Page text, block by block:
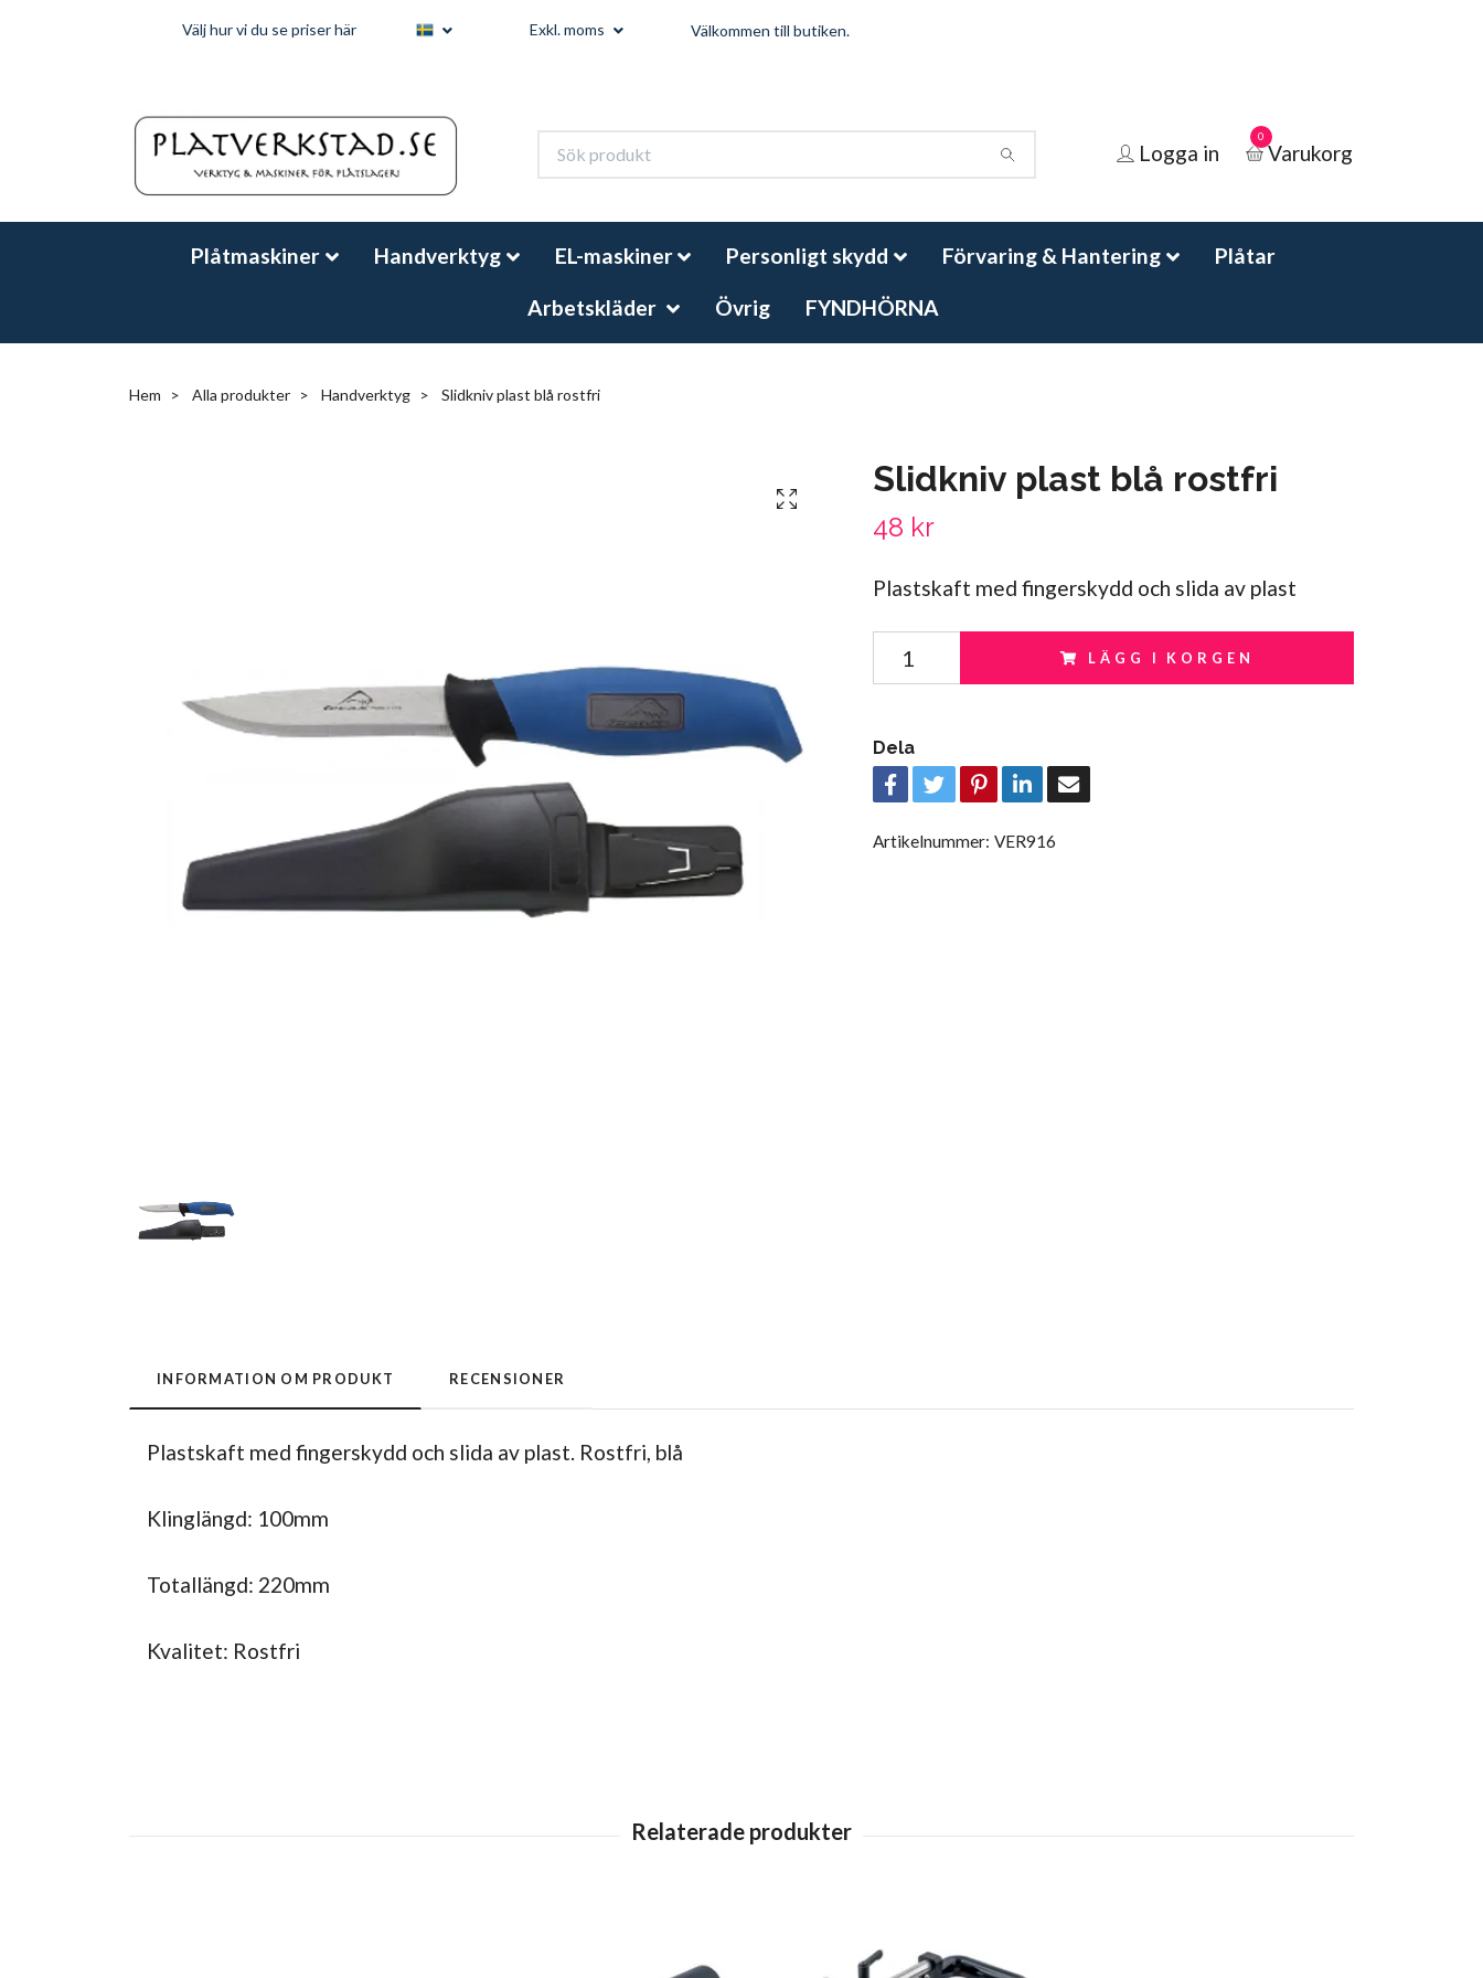
Välj hur vi du se priser här Exkl. moms Välkommen till butiken.
Logga in
0
Varukorg
Plåtmaskiner Handverktyg EL-maskiner Personligt skydd Förvaring & Hantering Plåtar
Arbetskläder Övrig FYNDHÖRNA
Hem Alla produkter Handverktyg Slidkniv plast blå rostfri
Slidkniv plast blå rostfri
48 kr
Plastskaft med fingerskydd och slida av plast
LÄGG I KORGEN
Dela
Artikelnummer: VER916
INFORMATION OM PRODUKT RECENSIONER
Plastskaft med fingerskydd och slida av plast. Rostfri, blå
Klinglängd: 100mm
Totallängd: 220mm
Kvalitet: Rostfri